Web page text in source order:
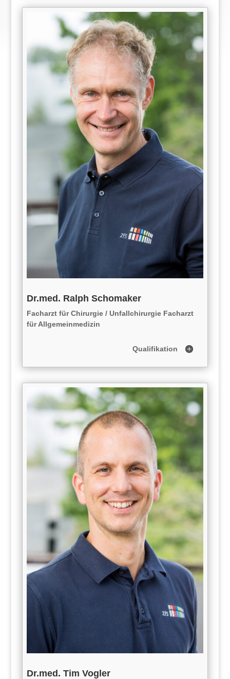
Dr.med. Ralph Schomaker
Facharzt für Chirurgie / Unfallchirurgie Facharzt
für Allgemeinmedizin
Qualifikation
Dr.med. Tim Vogler